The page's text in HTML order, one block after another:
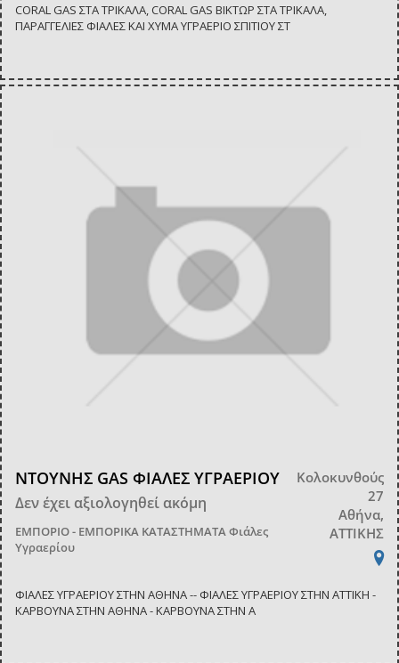
CORAL GAS ΣΤΑ ΤΡΙΚΑΛΑ, CORAL GAS ΒΙΚΤΩΡ ΣΤΑ ΤΡΙΚΑΛΑ,
ΠΑΡΑΓΓΕΛΙΕΣ ΦΙΑΛΕΣ ΚΑΙ ΧΥΜΑ ΥΓΡΑΕΡΙΟ ΣΠΙΤΙΟΥ ΣΤ
ΝΤΟΥΝΗΣ GAS ΦΙΑΛΕΣ ΥΓΡΑΕΡΙΟΥ
Δεν έχει αξιολογηθεί ακόμη
ΕΜΠΟΡΙΟ - ΕΜΠΟΡΙΚΑ ΚΑΤΑΣΤΗΜΑΤΑΦιάλες
Υγραερίου
Κολοκυνθούς
27
Αθήνα,
ΑΤΤΙΚΗΣ
ΦΙΑΛΕΣ ΥΓΡΑΕΡΙΟΥ ΣΤΗΝ ΑΘΗΝΑ -- ΦΙΑΛΕΣ ΥΓΡΑΕΡΙΟΥ ΣΤΗΝ ΑΤΤΙΚΗ -
ΚΑΡΒΟΥΝΑ ΣΤΗΝ ΑΘΗΝΑ - ΚΑΡΒΟΥΝΑ ΣΤΗΝ Α